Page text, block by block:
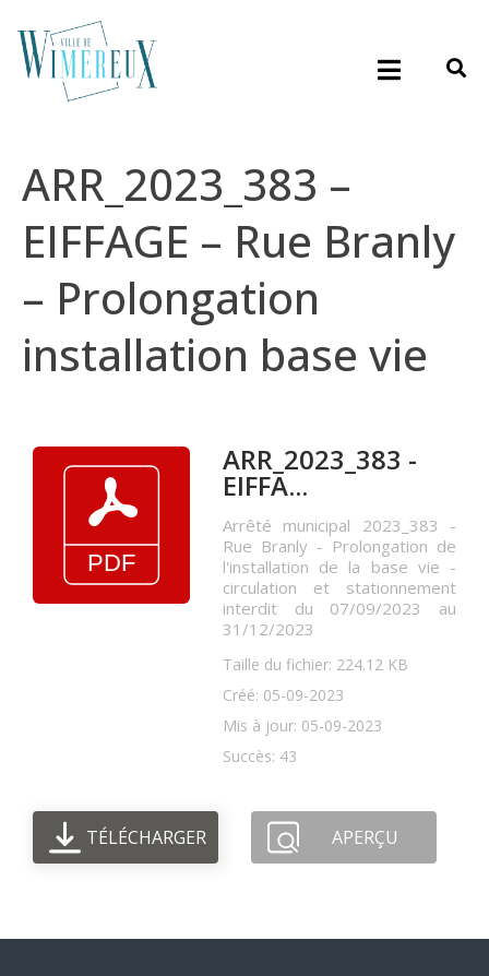
ARR_2023_383 –
EIFFAGE – Rue Branly
– Prolongation
installation base vie
ARR_2023_383 -
EIFFA...
Arrêté municipal 2023_383 -
Rue Branly - Prolongation de
l'installation de la base vie -
circulation et stationnement
interdit du 07/09/2023 au
31/12/2023
Taille du fichier: 224.12 KB
Créé: 05-09-2023
Mis à jour: 05-09-2023
Succès: 43
TÉLÉCHARGER APERÇU